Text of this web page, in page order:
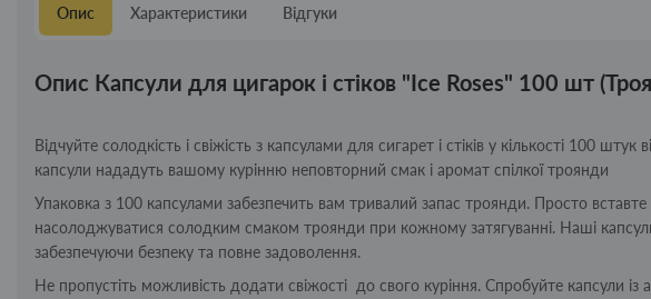
Опис Характеристики Відгуки
Опис Капсули для цигарок і стіков "Ice Roses" 100 шт
Відчуйте солодкість і свіжість з капсулами для сигарет і стіків у кількості 100
капсули нададуть вашому курінню неповторний смак і аромат спілкої троянди
Упаковка з 100 капсулами забезпечить вам тривалий запас троянди. Просто
насолоджуватися солодким смаком троянди при кожному затягуванні. Наші
забезпечуючи безпеку та повне задоволення.
Не пропустіть можливість додати свіжості до свого куріння. Спробуйте капсули